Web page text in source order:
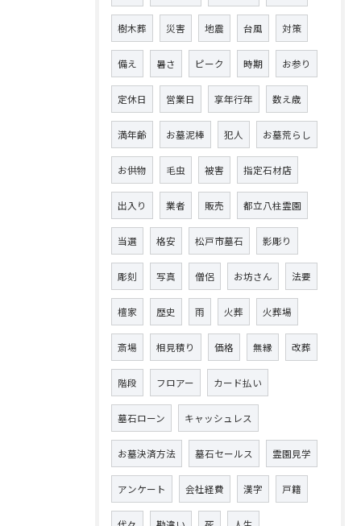
樹木葬 災害 地震 台風 対策
備え 暑さ ピーク 時期 お参り
定休日 営業日 享年行年 数え歳
満年齢 お墓泥棒 犯人 お墓荒らし
お供物 毛虫 被害 指定石材店
出入り 業者 販売 都立八柱霊園
当選 格安 松戸市墓石 影彫り
彫刻 写真 僧侶 お坊さん 法要
檀家 歴史 雨 火葬 火葬場
斎場 相見積り 価格 無縁 改葬
階段 フロアー カード払い
墓石ローン キャッシュレス
お墓決済方法 墓石セールス 霊園見学
アンケート 会社経費 漢字 戸籍